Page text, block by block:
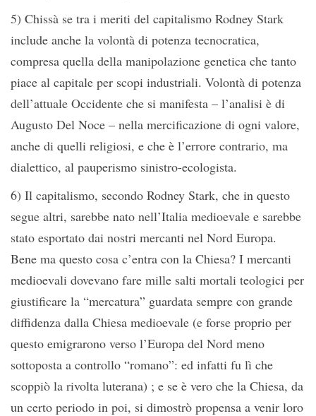
5) Chissà se tra i meriti del capitalismo Rodney Stark
include anche la volontà di potenza tecnocratica,
compresa quella della manipolazione genetica che tanto
piace al capitale per scopi industriali. Volontà di potenza
dell’attuale Occidente che si manifesta – l’analisi è di
Augusto Del Noce – nella mercificazione di ogni valore,
anche di quelli religiosi, e che è l’errore contrario, ma
dialettico, al pauperismo sinistro-ecologista.
6) Il capitalismo, secondo Rodney Stark, che in questo
segue altri, sarebbe nato nell’Italia medioevale e sarebbe
stato esportato dai nostri mercanti nel Nord Europa.
Bene ma questo cosa c’entra con la Chiesa? I mercanti
medioevali dovevano fare mille salti mortali teologici per
giustificare la “mercatura” guardata sempre con grande
diffidenza dalla Chiesa medioevale (e forse proprio per
questo emigrarono verso l’Europa del Nord meno
sottoposta a controllo “romano”: ed infatti fu lì che
scoppiò la rivolta luterana) ; e se è vero che la Chiesa, da
un certo periodo in poi, si dimostrò propensa a venir loro